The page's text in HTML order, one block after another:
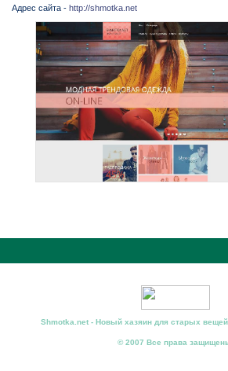
Адрес сайта - http://shmotka.net
Shmotka.net - Новый хазяин для старых
© 2007 Все права